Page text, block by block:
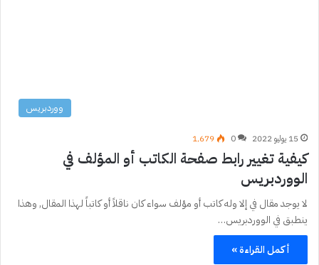
ووردبريس
15 يوليو 2022 0 1٬679
كيفية تغيير رابط صفحة الكاتب أو المؤلف في
الووردبريس
لا يوجد مقال في إلا وله كاتب أو مؤلف سواء كان ناقلاً أو كاتباً لهذا المقال, وهذا
ينطبق في الووردبريس…
أكمل القراءة »